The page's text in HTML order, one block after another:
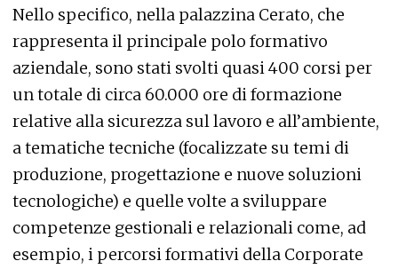
Nello specifico, nella palazzina Cerato, che
rappresenta il principale polo formativo
aziendale, sono stati svolti quasi 400 corsi per
un totale di circa 60.000 ore di formazione
relative alla sicurezza sul lavoro e all’ambiente,
a tematiche tecniche (focalizzate su temi di
produzione, progettazione e nuove soluzioni
tecnologiche) e quelle volte a sviluppare
competenze gestionali e relazionali come, ad
esempio, i percorsi formativi della Corporate